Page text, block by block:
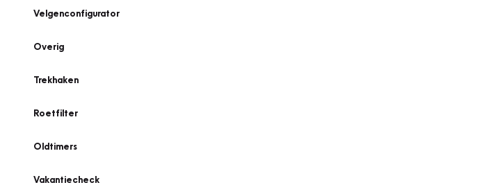
Velgenconfigurator
Overig
Trekhaken
Roetfilter
Oldtimers
Vakantiecheck